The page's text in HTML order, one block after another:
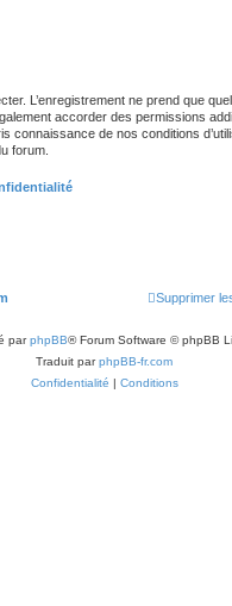
L’enregistrement ne prend que
accorder des permissions
connaissance de nos conditions
forum.
Supprimer
parphpBB® Forum Software © phpBB
Traduit parphpBB-fr.com
Confidentialité | Conditions